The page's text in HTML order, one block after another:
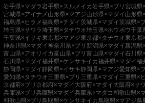
岩手県×マダラ 岩手県×スルメイカ 岩手県×ブリ 宮城県
宮城県×アイナメ 山形県×マアジ山形県×マダイ 山形県
福島県×ヒラメ福島県×チダイ茨城県×マダイ茨城県×
埼玉県×サワラ埼玉県×タチウオ埼玉県×ホウボウ千葉
千葉県×イサキ東京都×マアジ東京都×タチウオ東京都
神奈川県×マダイ神奈川県×ブリ 新潟県×マダイ 新潟県
富山県×アオリイカ富山県×ブリ 富山県×マダイ石川県
石川県×マダイ福井県×ケンサキイカ福井県×マダイ福
静岡県×マダイ静岡県×イサキ静岡県×マアジ愛知県×
愛知県×タチウオ三重県×ブリ 三重県×マダイ 三重県×
京都府×ブリ 京都府×マダイ 大阪府×マダイ 大阪府×サ
兵庫県×ブリ 兵庫県×マダイ兵庫県×マダコ和歌山県×
和歌山県×ブリ 鳥取県×ケンサキイカ 鳥取県×マアジ鳥